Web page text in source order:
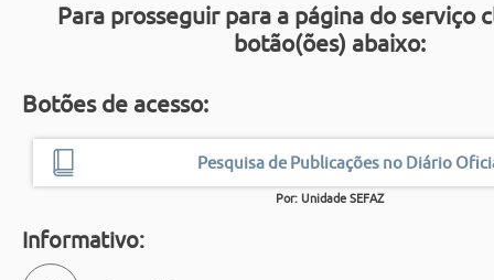
Para prosseguir para a página do serviço
botão(ões) abaixo:
Botões de acesso:
Pesquisa de Publicações no Diário
Por: Unidade SEFAZ
Informativo: